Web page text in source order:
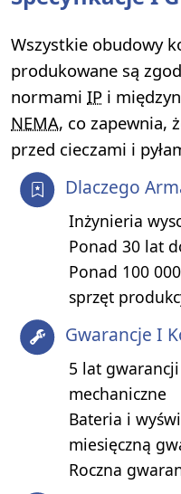
Wszystkie obudowy
produkowane są
normami IP i
NEMA, co zapewnia,
przed cieczami i
Dlaczego
Inżynieria
Ponad 30 lat
Ponad 100
sprzęt
Gwarancje I
5 lat gwarancji
mechaniczne
Bateria i
miesięczną
Roczna